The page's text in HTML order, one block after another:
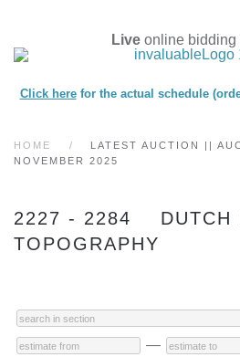
Live online bidding
Click herefor the actual schedule
HOME
LATEST AUCTION ||
NOVEMBER 2025
2227 - 2284 DUTCH
TOPOGRAPHY
—